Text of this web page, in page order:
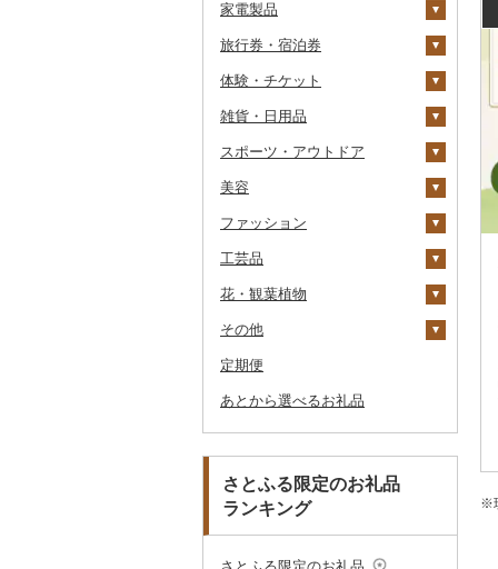
山形牛
常陸牛
上州牛
飛騨牛
近江牛
但馬牛
佐賀牛
長崎和牛
宮崎牛
その他牛肉（精肉）
赤鶏さつま
その他鶏肉
あさり
しじみ
サザエ
はまぐり
その他貝
マグロ
イワシ
カツオ
金目鯛
クエ
サバ
鯛
のどぐろ
ブリ
ほっけ
その他鮮魚
イカ
タコ
海苔・海藻
海苔
わかめ
ひじき
その他海苔・海藻
干物
ししゃも
その他干物
その他魚介・加工品
しらす・ちりめん
かまぼこ・練り製品
さがびより
あきたこまち
ひとめぼれ
ミルキークィーン
ななつぼし
洋梨・ラフランス
みかん・柑橘
みかん
レモン
不知火・デコポン
せとか
まどんな
その他柑橘
すいか
キウイ
柿（カキ）
ドライフルーツ
干し芋
その他果物
びわ
パイナップル
栗
大根
自然薯
レンコン
にんにく・生姜
その他根菜
豆
きのこ
しいたけ
松茸
その他きのこ
その他野菜
山菜
かぼちゃ
レタス
吟醸
その他日本酒
米焼酎
黒糖焼酎
その他焼酎
ワイン
白ワイン
赤ワイン
シャンパン・スパーク
ウイスキー
リキュール・洋酒
甘酒
ノンアルコール
その他酒
粉
ドリップ
茶葉・ティーバッグ
静岡茶
足柄茶
知覧茶
八女茶
りんごジュース
みかんジュース（オレ
紅茶
飲料
茶葉・ティーバッグ
その他飲料・ジュース
野菜ジュース
炭酸飲料
豆乳
プリン
ゼリー
チョコレート
カステラ
アイス・ジェラート
その他洋菓子
煎餅・おかき
羊羹
饅頭
大福
その他和菓子
そば
パスタ
ひやむぎ
そうめん
その他麺
餃子
シュウマイ
コロッケ
その他惣菜
カレー・シチュー
カレー
シチュー
鍋
肉
魚
その他鍋
ピザ
レトルト
スープ
豆腐・納豆
豆腐
漬物
キムチ
その他漬物
缶詰・瓶詰
肉
魚
ジャム
その他缶詰・瓶詰
乾物
燻製（スモーク）
おせち
その他加工品
砂糖
塩
醤油
味噌
酢
だし
食用油
オリーブオイル
ごま油
はちみつ
ドレッシング
その他調味料
ケチャップ
こしょう
その他調味料
家電製品
季節・空調家電
キッチン家電
照明器具
パソコン・周辺機器
TV・オーディオ・カメラ
美容・健康家電
カー用品
時計
その他家電
旅行券・宿泊券
旅行券
JTBふるさと旅行クー
その他旅行券
宿泊券
体験・チケット
PayPay商品券
食事券
温泉・サウナ・スパ利用
券
GDOふるさとゴルフ
プレークーポン
その他のゴルフプレー
花火大会チケット
カタログギフト
雑貨・日用品
家具・インテリア
机・テーブル
その他家具・インテリ
寝具
布団
毛布
タオルケット
タオル
その他タオル
文房具・印鑑
ボールペン
ノート・ファイル
その他文房具
食器
グラス・カップ
箸
スプーン・フォーク・
ナイフ
皿・椀
その他食器
キッチン用品
フライパン
鍋
まな板
土鍋
日用品
洗剤
トイレットペーパー
ティッシュ
その他日用品
楽器・器材
本・CD・DVD
おもちゃ・ぬいぐるみ
ご当地キャラクター
スポーツ・アウトドア
ゴルフ
ゴルフボール
ゴルフウェア
その他ゴルフ
釣り
サイクリング
アウトドア・キャンプ
その他スポーツ
その他スポーツ
美容
スキンケア
洗顔
その他スキンケア
シャンプー・リンス
石鹸・ボディーソープ
入浴剤
アロマ
プロテイン
その他美容
ファッション
鞄・バッグ
トートバッグ・ショル
ツケース
その他鞄・バッグ
洋服
女性・レディース
子供・ベビー
その他洋服
和服
靴・履物
靴・シューズ
スリッパ・下駄・草履
その他靴・履物
アクセサリー
ペンダント・ネックレ
ス
ピアス・イヤリング
その他アクセサリー
その他服飾小物
ショール・ストール
工芸品
織物
本場奄美大島紬
陶器・漆器
唐津焼
備前焼
美濃焼
村上木彫堆朱
その他装飾品・工芸品
数珠
工芸品
播州そろばん
美濃和紙
花・観葉植物
観葉植物・苗木
花
胡蝶蘭
造花・プリザーブドフ
ラワー
その他花
盆栽・その他
その他
地域サービス
その他
定期便
あとから選べるお礼品
さとふる限定のお礼品
ランキング
※